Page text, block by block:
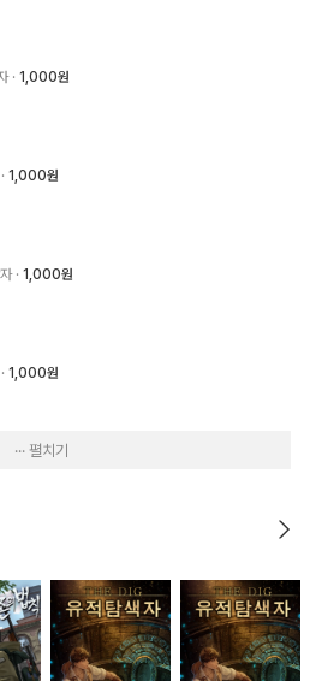
1,000원
1,000원
1,000원
1,000원
··· 펼치기